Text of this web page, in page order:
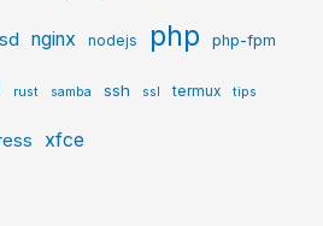
nginx nodejs php php-fpm
rust samba ssh ssl termux tips
xfce